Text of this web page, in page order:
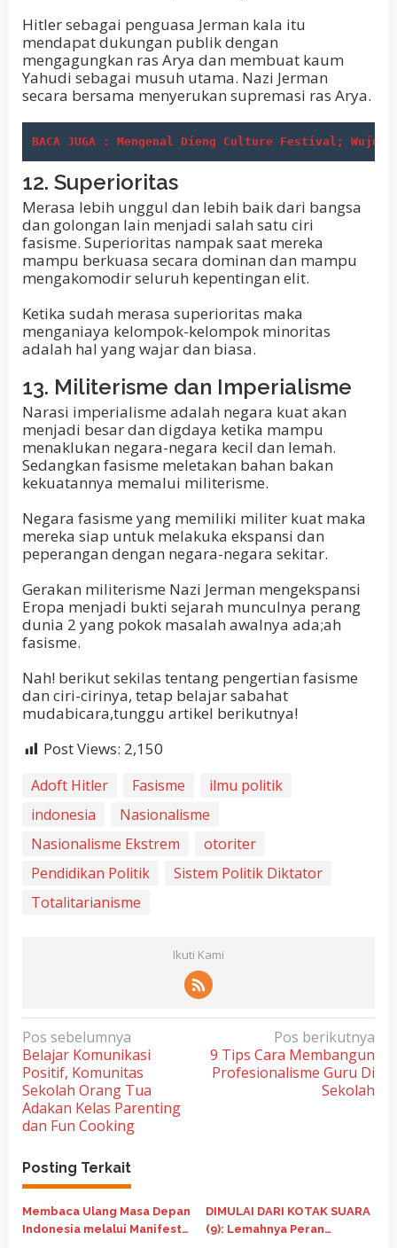
Hitler sebagai penguasa Jerman kala itu
mendapat dukungan publik dengan
mengagungkan ras Arya dan membuat kaum
Yahudi sebagai musuh utama. Nazi Jerman
secara bersama menyerukan supremasi ras Arya.
BACA JUGA : Mengenal Dieng Culture Festival; Wujud
12. Superioritas
Merasa lebih unggul dan lebih baik dari bangsa
dan golongan lain menjadi salah satu ciri
fasisme. Superioritas nampak saat mereka
mampu berkuasa secara dominan dan mampu
mengakomodir seluruh kepentingan elit.
Ketika sudah merasa superioritas maka
menganiaya kelompok-kelompok minoritas
adalah hal yang wajar dan biasa.
13. Militerisme dan Imperialisme
Narasi imperialisme adalah negara kuat akan
menjadi besar dan digdaya ketika mampu
menaklukan negara-negara kecil dan lemah.
Sedangkan fasisme meletakan bahan bakan
kekuatannya memalui militerisme.
Negara fasisme yang memiliki militer kuat maka
mereka siap untuk melakuka ekspansi dan
peperangan dengan negara-negara sekitar.
Gerakan militerisme Nazi Jerman mengekspansi
Eropa menjadi bukti sejarah munculnya perang
dunia 2 yang pokok masalah awalnya ada;ah
fasisme.
Nah! berikut sekilas tentang pengertian fasisme
dan ciri-cirinya, tetap belajar sabahat
mudabicara,tunggu artikel berikutnya!
Post Views: 2,150
Adoft Hitler Fasisme
ilmu politik
indonesia
Nasionalisme
Nasionalisme Ekstrem
otoriter
Pendidikan Politik
Sistem Politik Diktator
Totalitarianisme
Ikuti Kami
N
a
v
i
g
a
s
i
p
Pos sebelumnya
Belajar Komunikasi
Positif, Komunitas
Sekolah Orang Tua
Adakan Kelas Parenting
dan Fun Cooking
Pos berikutnya
9 Tips Cara Membangun
Profesionalisme Guru Di
Sekolah
Posting Terkait
Membaca Ulang Masa Depan
Indonesia melalui Manifesto
DIMULAI DARI KOTAK SUARA
(9): Lemahnya Peran